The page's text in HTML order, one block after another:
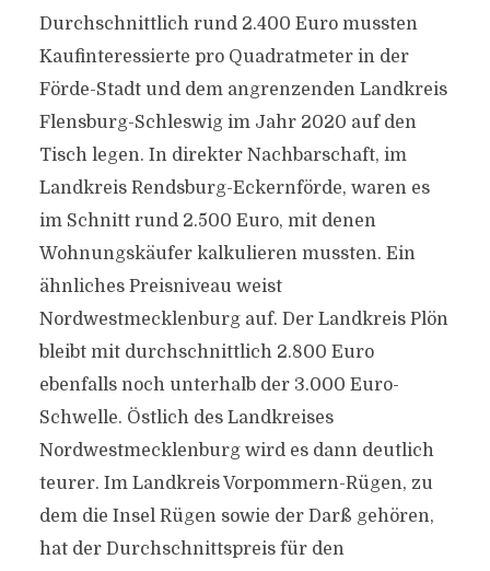
Durchschnittlich rund 2.400 Euro mussten
Kaufinteressierte pro Quadratmeter in der
Förde-Stadt und dem angrenzenden Landkreis
Flensburg-Schleswig im Jahr 2020 auf den
Tisch legen. In direkter Nachbarschaft, im
Landkreis Rendsburg-Eckernförde, waren es
im Schnitt rund 2.500 Euro, mit denen
Wohnungskäufer kalkulieren mussten. Ein
ähnliches Preisniveau weist
Nordwestmecklenburg auf. Der Landkreis Plön
bleibt mit durchschnittlich 2.800 Euro
ebenfalls noch unterhalb der 3.000 Euro-
Schwelle. Östlich des Land­kreises
Nordwestmecklenburg wird es dann deutlich
teurer. Im Landkreis Vorpommern-Rügen, zu
dem die Insel Rügen sowie der Darß gehören,
hat der Durchschnittspreis für den